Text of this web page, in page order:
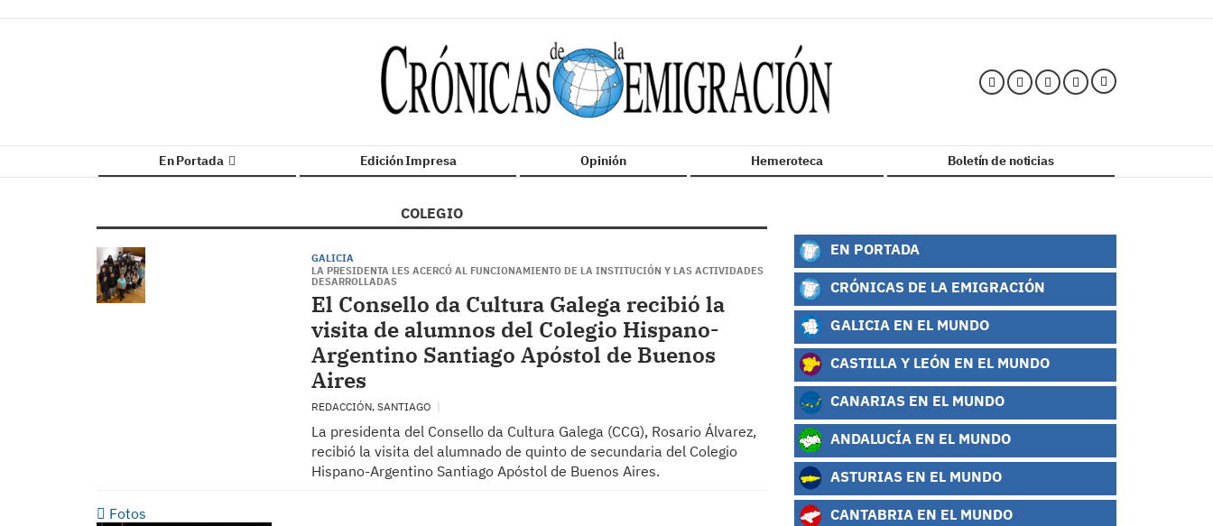
En Portada Edición Impresa Opinión Hemeroteca Boletín de noticias
COLEGIO
GALICIA
LA PRESIDENTA LES ACERCÓ AL FUNCIONAMIENTO DE LA INSTITUCIÓN Y LAS ACTIVIDADES
DESARROLLADAS
El Consello da Cultura Galega recibió la
visita de alumnos del Colegio Hispano-
Argentino Santiago Apóstol de Buenos
Aires
REDACCIÓN, SANTIAGO
La presidenta del Consello da Cultura Galega (CCG), Rosario Álvarez,
recibió la visita del alumnado de quinto de secundaria del Colegio
Hispano-Argentino Santiago Apóstol de Buenos Aires.
Fotos
EN PORTADA
CRÓNICAS DE LA EMIGRACIÓN
GALICIA EN EL MUNDO
CASTILLA Y LEÓN EN EL MUNDO
CANARIAS EN EL MUNDO
ANDALUCÍA EN EL MUNDO
ASTURIAS EN EL MUNDO
CANTABRIA EN EL MUNDO